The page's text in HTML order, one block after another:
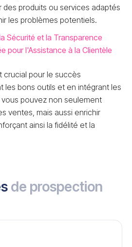
des produits ou services adaptés
les problèmes potentiels.
Sécurité et la Transparence
pour l'Assistance à la Clientèle
crucial pour le succès
les bons outils et en intégrant les
pouvez non seulement
ventes, mais aussi enrichir
ainsi la fidélité et la
de prospection